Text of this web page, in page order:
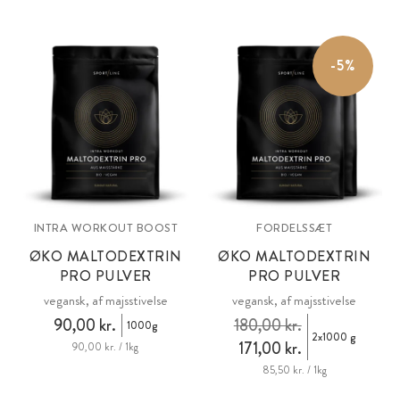
INTRA WORKOUT BOOST
ØKO MALTODEXTRIN
PRO PULVER
vegansk, af majsstivelse
90,00 kr.
1000g
90,00 kr. / 1kg
-5%
FORDELSSÆT
ØKO MALTODEXTRIN
PRO PULVER
vegansk, af majsstivelse
171,00 kr.
180,00 kr. 2x1000 g
85,50 kr. / 1kg